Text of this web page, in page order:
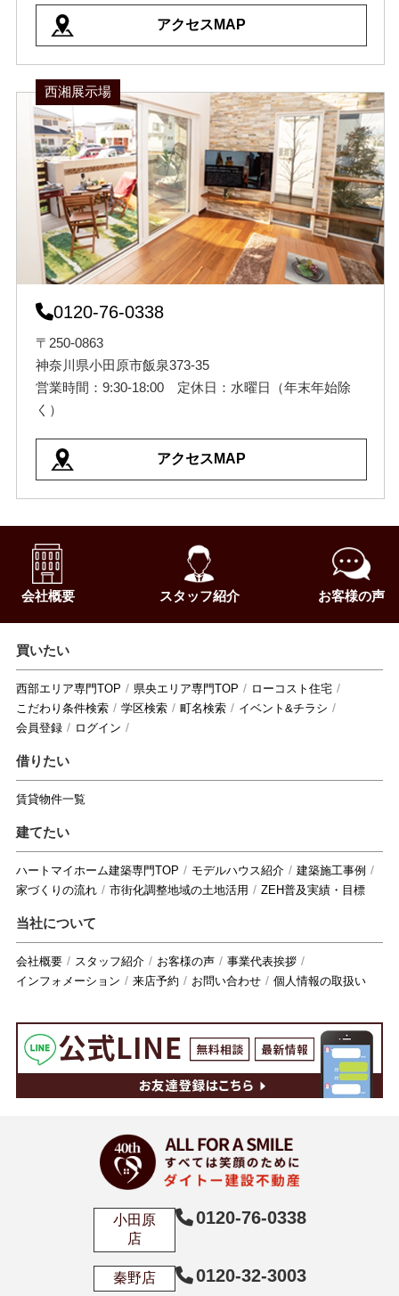
アクセスMAP
西湘展示場
0120-76-0338
〒250-0863
神奈川県小田原市飯泉373-35
営業時間：9:30-18:00 定休日：水曜日（年末年始除
く）
アクセスMAP
会社概要 スタッフ紹介 お客様の声
買いたい
西部エリア専門TOP 県央エリア専門TOP
ローコスト住宅
こだわり条件検索
学区検索 町名検索
イベント&チラシ
会員登録
ログイン
借りたい
賃貸物件一覧
建てたい
ハートマイホーム建築専門TOP モデルハウス紹介
建築施工事例
家づくりの流れ
市街化調整地域の土地活用 ZEH普及実績・目標
当社について
会社概要 スタッフ紹介 お客様の声
事業代表挨拶
インフォメーション
来店予約 お問い合わせ 個人情報の取扱い
小田原
店
0120-76-0338
秦野店 0120-32-3003